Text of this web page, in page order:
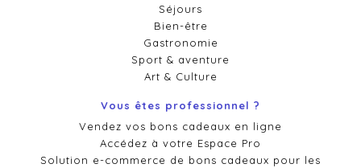
Séjours
Bien-être
Gastronomie
Sport & aventure
Art & Culture
Vous êtes professionnel ?
Vendez vos bons cadeaux en ligne
Accédez à votre Espace Pro
Solution e-commerce de bons cadeaux pour les